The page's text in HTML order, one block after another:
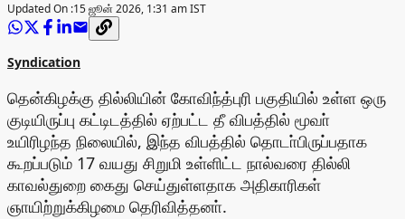
Updated On :15 ஜூன் 2026, 1:31 am IST
Syndication
தென்கிழக்கு தில்லியின் கோவிந்த்புரி பகுதியில் உள்ள ஒரு
குடியிருப்பு கட்டிடத்தில் ஏற்பட்ட தீ விபத்தில் மூவா்
உயிரிழந்த நிலையில், இந்த விபத்தில் தொடா்பிருப்பதாக
கூறப்படும் 17 வயது சிறுமி உள்ளிட்ட நால்வரை தில்லி
காவல்துறை கைது செய்துள்ளதாக அதிகாரிகள்
ஞாயிற்றுக்கிழமை தெரிவித்தனா்.